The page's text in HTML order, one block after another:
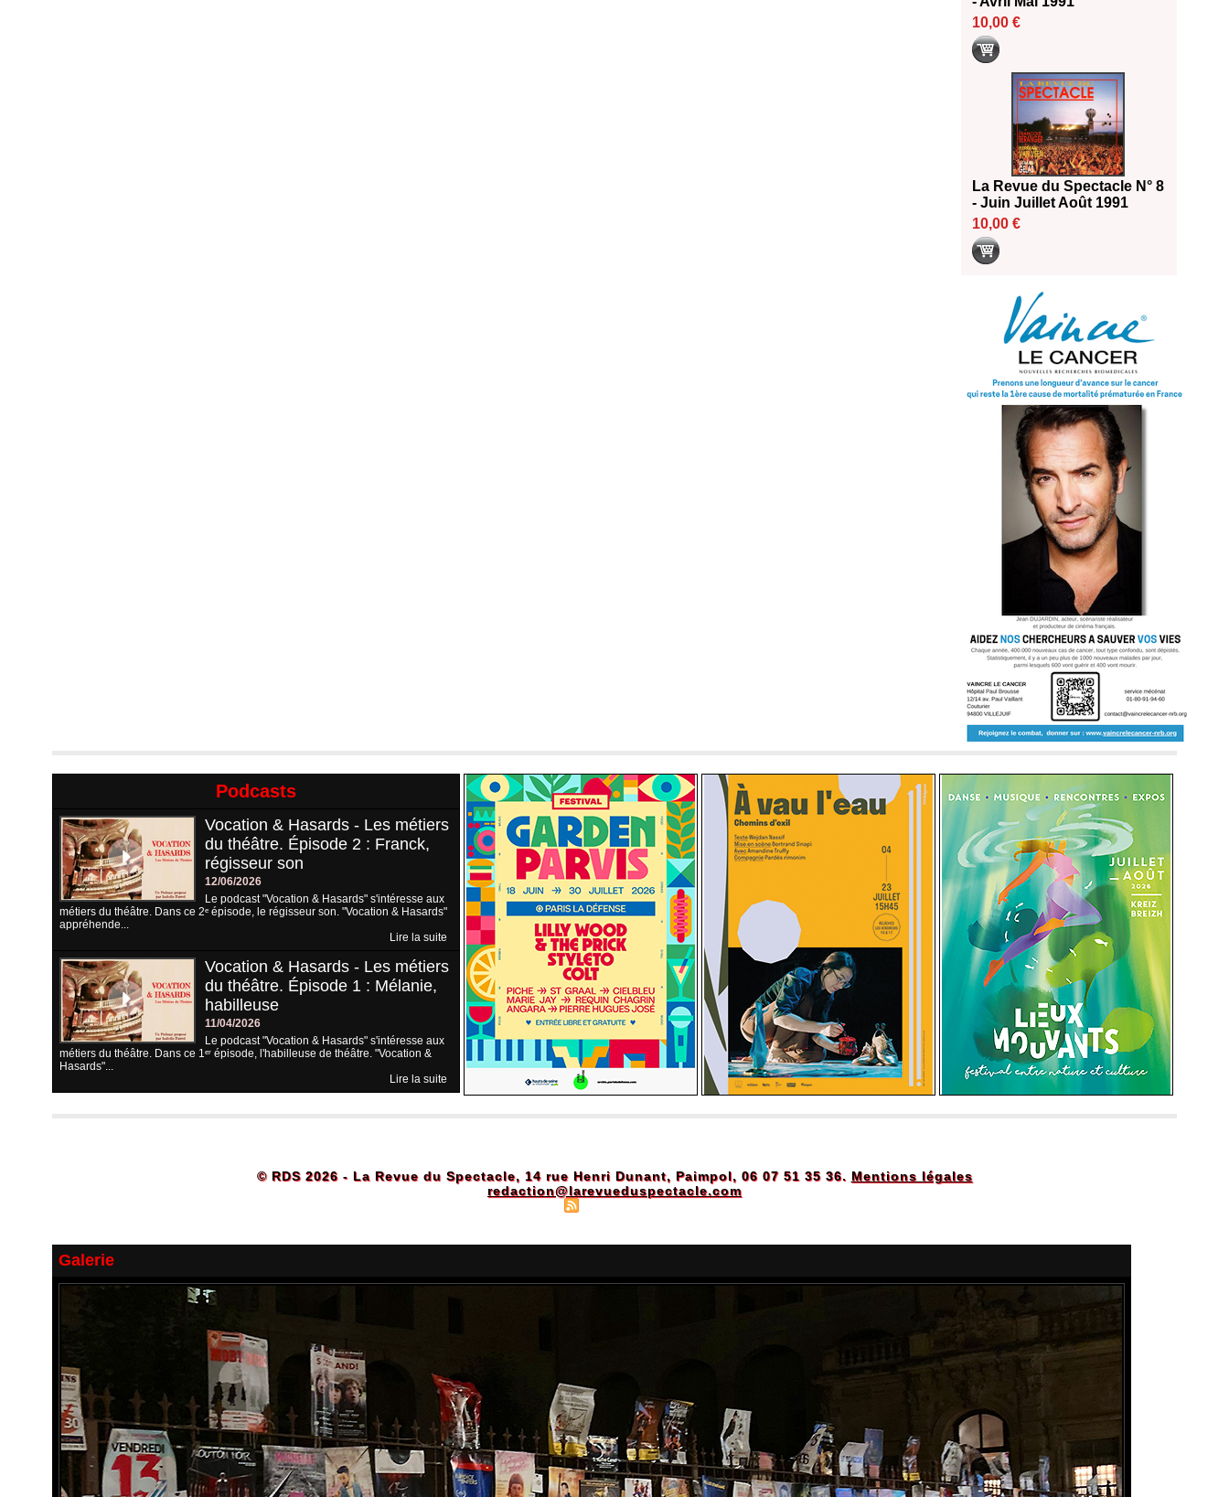
10,00 €
La Revue du Spectacle N° 8
- Juin Juillet Août 1991
10,00 €
Podcasts
Vocation & Hasards - Les métiers
du théâtre. Épisode 2 : Franck,
régisseur son
12/06/2026
Le podcast "Vocation & Hasards" s'intéresse aux
métiers du théâtre. Dans ce 2ᵉ épisode, le régisseur son. "Vocation & Hasards"
appréhende...
Lire la suite
Vocation & Hasards - Les métiers
du théâtre. Épisode 1 : Mélanie,
habilleuse
11/04/2026
Le podcast "Vocation & Hasards" s'intéresse aux
métiers du théâtre. Dans ce 1ᵉʳ épisode, l'habilleuse de théâtre. "Vocation &
Hasards"...
Lire la suite
© RDS 2026 - La Revue du Spectacle, 14 rue Henri Dunant, Paimpol, 06 07 51 35 36. Mentions légales
redaction@larevueduspectacle.com
Galerie